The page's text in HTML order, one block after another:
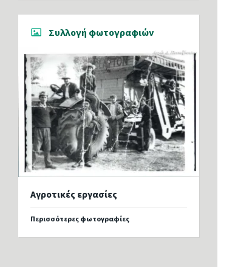
Συλλογή φωτογραφιών
Αγροτικές εργασίες
Περισσότερες φωτογραφίες